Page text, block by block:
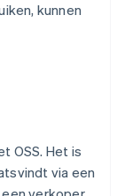
kunnen
OSS. Het is
via een